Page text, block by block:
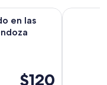
en las
El
$120
Mendoza Se abrirá
Mendoza: